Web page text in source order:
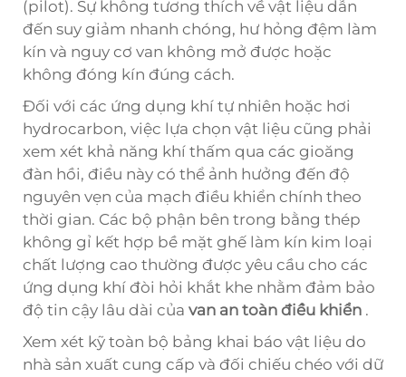
(pilot). Sự không tương thích về vật liệu dẫn
đến suy giảm nhanh chóng, hư hỏng đệm làm
kín và nguy cơ van không mở được hoặc
không đóng kín đúng cách.
Đối với các ứng dụng khí tự nhiên hoặc hơi
hydrocarbon, việc lựa chọn vật liệu cũng phải
xem xét khả năng khí thấm qua các gioăng
đàn hồi, điều này có thể ảnh hưởng đến độ
nguyên vẹn của mạch điều khiển chính theo
thời gian. Các bộ phận bên trong bằng thép
không gỉ kết hợp bề mặt ghế làm kín kim loại
chất lượng cao thường được yêu cầu cho các
ứng dụng khí đòi hỏi khắt khe nhằm đảm bảo
độ tin cậy lâu dài của van an toàn điều khiển .
Xem xét kỹ toàn bộ bảng khai báo vật liệu do
nhà sản xuất cung cấp và đối chiếu chéo với dữ